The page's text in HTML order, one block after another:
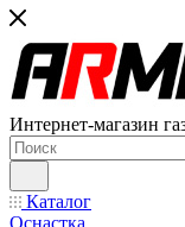
Интернет-магазин
Каталог
Оснастка